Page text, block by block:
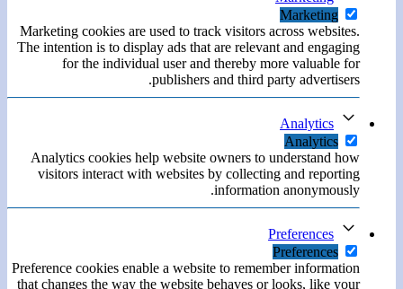
Marketing
Marketing cookies are used to track visitors across websites.
The intention is to display ads that are relevant and engaging
for the individual user and thereby more valuable for
publishers and third party advertisers.
Analytics
Analytics
Analytics cookies help website owners to understand how
visitors interact with websites by collecting and reporting
information anonymously.
Preferences
Preferences
Preference cookies enable a website to remember information
that changes the way the website behaves or looks, like your